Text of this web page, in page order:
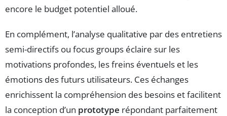
encore le budget potentiel alloué.
En complément, l’analyse qualitative par des entretiens
semi-directifs ou focus groups éclaire sur les
motivations profondes, les freins éventuels et les
émotions des futurs utilisateurs. Ces échanges
enrichissent la compréhension des besoins et facilitent
la conception d’un prototype répondant parfaitement